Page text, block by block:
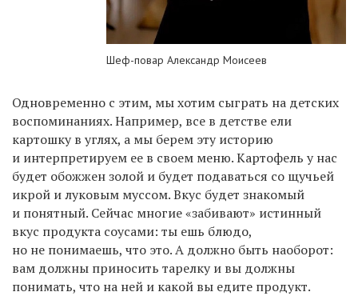
Шеф-повар Александр Моисеев
Одновременно с этим, мы хотим сыграть на детских
воспоминаниях. Например, все в детстве ели
картошку в углях, а мы берем эту историю
и интерпретируем ее в своем меню. Картофель у нас
будет обожжен золой и будет подаваться со щучьей
икрой и луковым муссом. Вкус будет знакомый
и понятный. Сейчас многие «забивают» истинный
вкус продукта соусами: ты ешь блюдо,
но не понимаешь, что это. А должно быть наоборот:
вам должны приносить тарелку и вы должны
понимать, что на ней и какой вы едите продукт.